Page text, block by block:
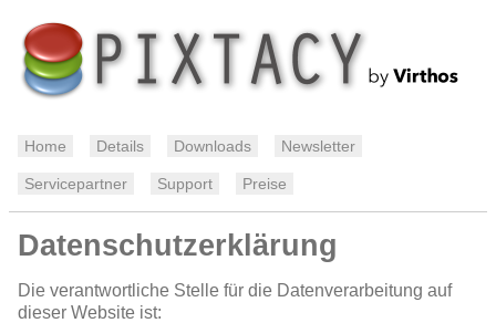
Home Details Downloads Newsletter
Servicepartner Support Preise
Datenschutzerklärung
Die verantwortliche Stelle für die Datenverarbeitung auf
dieser Website ist: